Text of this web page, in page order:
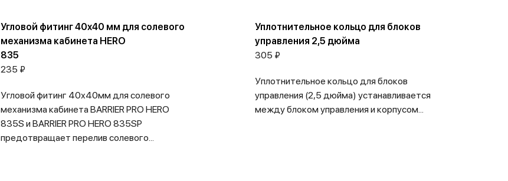
Угловой фитинг 40х40 мм для солевого
механизма кабинета HERO
835
235 ₽
Угловой фитинг 40х40мм для солевого
механизма кабинета BARRIER PRO HERO
835S и BARRIER PRO HERO 835SP
предотвращает перелив солевого...
Уплотнительное кольцо для блоков
управления 2,5 дюйма
305 ₽
Уплотнительное кольцо для блоков
управления (2,5 дюйма) устанавливается
между блоком управления и корпусом...